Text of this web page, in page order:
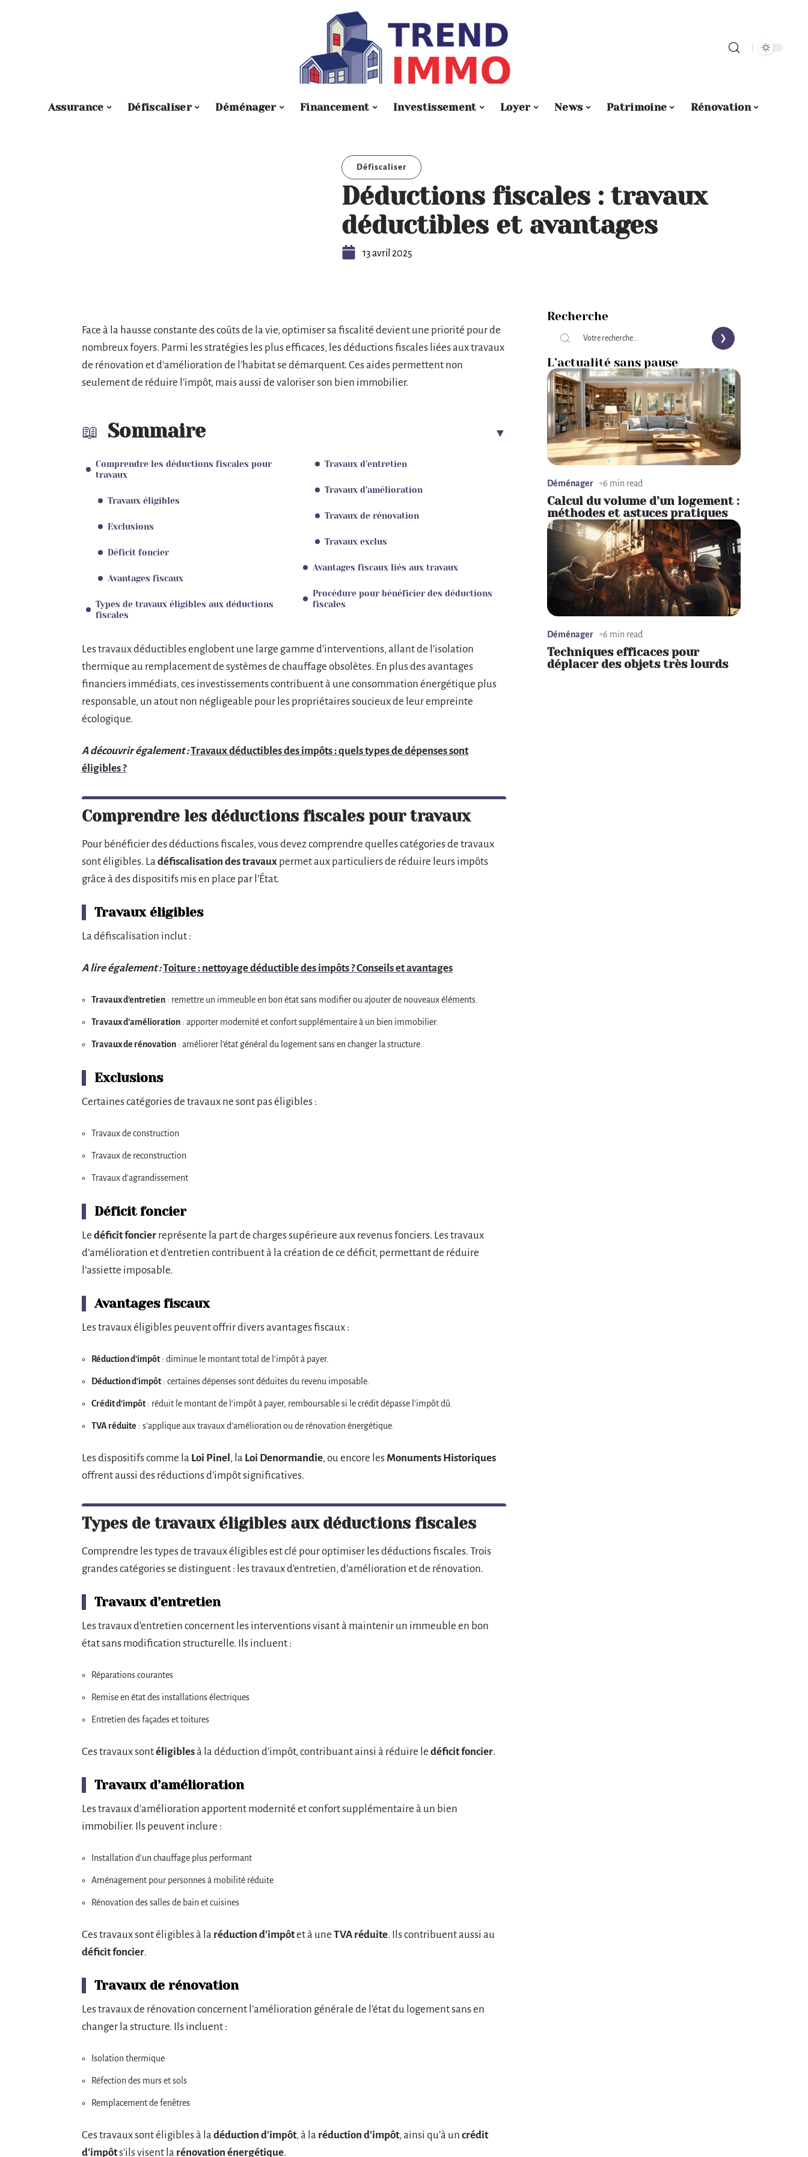
Assurance Défiscaliser Déménager Financement Investissement Loyer News Patrimoine Rénovation
Défiscaliser
Déductions fiscales : travaux
déductibles et avantages
13 avril 2025
Face à la hausse constante des coûts de la vie, optimiser sa fiscalité devient une priorité pour de
nombreux foyers. Parmi les stratégies les plus efficaces, les déductions fiscales liées aux travaux
de rénovation et d’amélioration de l’habitat se démarquent. Ces aides permettent non
seulement de réduire l’impôt, mais aussi de valoriser son bien immobilier.
Sommaire
Comprendre les déductions fiscales pour
travaux
Travaux éligibles
Exclusions
Déficit foncier
Avantages fiscaux
Types de travaux éligibles aux déductions
fiscales
Travaux d’entretien
Travaux d’amélioration
Travaux de rénovation
Travaux exclus
Avantages fiscaux liés aux travaux
Procédure pour bénéficier des déductions
fiscales
Les travaux déductibles englobent une large gamme d’interventions, allant de l’isolation
thermique au remplacement de systèmes de chauffage obsolètes. En plus des avantages
financiers immédiats, ces investissements contribuent à une consommation énergétique plus
responsable, un atout non négligeable pour les propriétaires soucieux de leur empreinte
écologique.
A découvrir également :Travaux déductibles des impôts : quels types de dépenses sont
éligibles ?
Comprendre les déductions fiscales pour travaux
Pour bénéficier des déductions fiscales, vous devez comprendre quelles catégories de travaux
sont éligibles. La défiscalisation des travaux permet aux particuliers de réduire leurs impôts
grâce à des dispositifs mis en place par l’État.
Travaux éligibles
La défiscalisation inclut :
A lire également :Toiture : nettoyage déductible des impôts ? Conseils et avantages
Travaux d’entretien : remettre un immeuble en bon état sans modifier ou ajouter de nouveaux éléments.
Travaux d’amélioration : apporter modernité et confort supplémentaire à un bien immobilier.
Travaux de rénovation : améliorer l’état général du logement sans en changer la structure.
Exclusions
Certaines catégories de travaux ne sont pas éligibles :
Travaux de construction
Travaux de reconstruction
Travaux d’agrandissement
Déficit foncier
Le déficit foncier représente la part de charges supérieure aux revenus fonciers. Les travaux
d’amélioration et d’entretien contribuent à la création de ce déficit, permettant de réduire
l’assiette imposable.
Avantages fiscaux
Les travaux éligibles peuvent offrir divers avantages fiscaux :
Réduction d’impôt: diminue le montant total de l’impôt à payer.
Déduction d’impôt: certaines dépenses sont déduites du revenu imposable.
Crédit d’impôt: réduit le montant de l’impôt à payer, remboursable si le crédit dépasse l’impôt dû.
TVA réduite : s’applique aux travaux d’amélioration ou de rénovation énergétique.
Les dispositifs comme la Loi Pinel, la Loi Denormandie, ou encore les Monuments Historiques
offrent aussi des réductions d’impôt significatives.
Types de travaux éligibles aux déductions fiscales
Comprendre les types de travaux éligibles est clé pour optimiser les déductions fiscales. Trois
grandes catégories se distinguent : les travaux d’entretien, d’amélioration et de rénovation.
Travaux d’entretien
Les travaux d’entretien concernent les interventions visant à maintenir un immeuble en bon
état sans modification structurelle. Ils incluent :
Réparations courantes
Remise en état des installations électriques
Entretien des façades et toitures
Ces travaux sontéligiblesà la déduction d’impôt, contribuant ainsi à réduire le déficit foncier.
Travaux d’amélioration
Les travaux d’amélioration apportent modernité et confort supplémentaire à un bien
immobilier. Ils peuvent inclure :
Installation d’un chauffage plus performant
Aménagement pour personnes à mobilité réduite
Rénovation des salles de bain et cuisines
Ces travaux sont éligibles à la réduction d’impôtet à une TVA réduite. Ils contribuent aussi au
déficit foncier.
Travaux de rénovation
Les travaux de rénovation concernent l’amélioration générale de l’état du logement sans en
changer la structure. Ils incluent :
Isolation thermique
Réfection des murs et sols
Remplacement de fenêtres
Ces travaux sont éligibles à la déduction d’impôt, à la réduction d’impôt, ainsi qu’à un crédit
d’impôts’ils visent la rénovation énergétique.
Recherche
L’actualité sans pause
Déménager 6 min read
Calcul du volume d’un logement :
méthodes et astuces pratiques
Déménager 6 min read
Techniques efficaces pour
déplacer des objets très lourds